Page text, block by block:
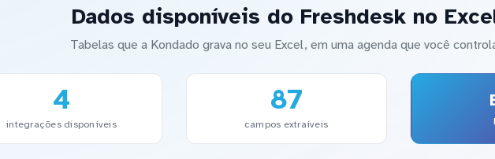
Dados disponíveis do Freshdesk no
Tabelas que a Kondado grava no seu Excel, em uma agenda que você
4
integrações disponíveis
87
campos extraíveis